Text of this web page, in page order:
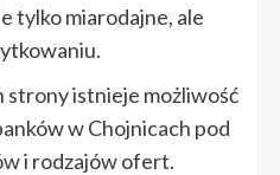
tylko miarodajne, ale
strony istnieje możliwość
w Chojnicach pod
i rodzajów ofert.